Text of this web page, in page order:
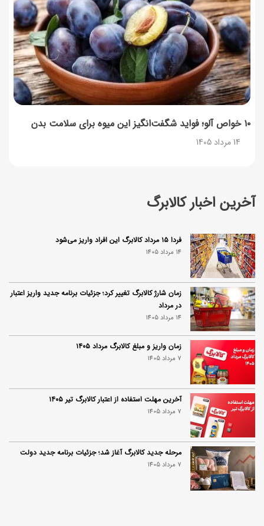
آخرین اخبار کالابرگ
فردا ۱۵ مرداد کالابرگ این افراد واریز می‌شود
14 مرداد 1405
زمان شارژ کالابرگ تغییر کرد؛ جزئیات برنامه جدید واریز اعتبار
در مرداد
14 مرداد 1405
زمان واریز و مبلغ کالابرگ مرداد ۱۴۰۵
7 مرداد 1405
آخرین مهلت استفاده از اعتبار کالابرگ تیر ۱۴۰۵
7 مرداد 1405
مرحله جدید کالابرگ آغاز شد؛ جزئیات برنامه جدید دولت
7 مرداد 1405
۱۰ خواص آلو؛ فواید شگفت‌انگیز این میوه برای سلامت بدن
14 مرداد 1405